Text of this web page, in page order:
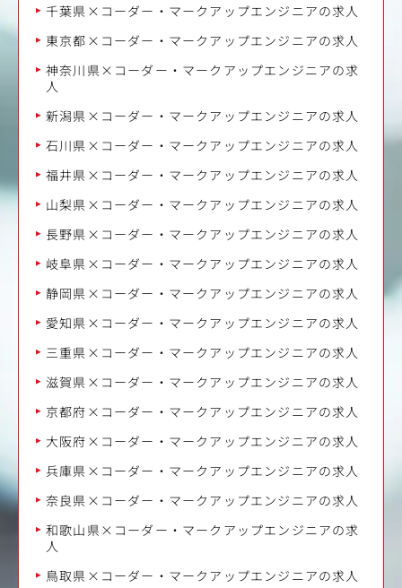
千葉県×コーダー・マークアップエンジニアの求人
東京都×コーダー・マークアップエンジニアの求人
神奈川県×コーダー・マークアップエンジニアの求
人
新潟県×コーダー・マークアップエンジニアの求人
石川県×コーダー・マークアップエンジニアの求人
福井県×コーダー・マークアップエンジニアの求人
山梨県×コーダー・マークアップエンジニアの求人
長野県×コーダー・マークアップエンジニアの求人
岐阜県×コーダー・マークアップエンジニアの求人
静岡県×コーダー・マークアップエンジニアの求人
愛知県×コーダー・マークアップエンジニアの求人
三重県×コーダー・マークアップエンジニアの求人
滋賀県×コーダー・マークアップエンジニアの求人
京都府×コーダー・マークアップエンジニアの求人
大阪府×コーダー・マークアップエンジニアの求人
兵庫県×コーダー・マークアップエンジニアの求人
奈良県×コーダー・マークアップエンジニアの求人
和歌山県×コーダー・マークアップエンジニアの求
人
鳥取県×コーダー・マークアップエンジニアの求人